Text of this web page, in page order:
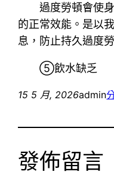
過度勞頓會使
的正常效能。是以
息，防止持久過度
⑤飲水缺乏
15 5 月, 2026admin
發佈留言